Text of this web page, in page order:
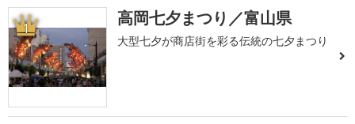
1 高岡七夕まつり／富山県
大型七夕が商店街を彩る伝統の七夕まつり